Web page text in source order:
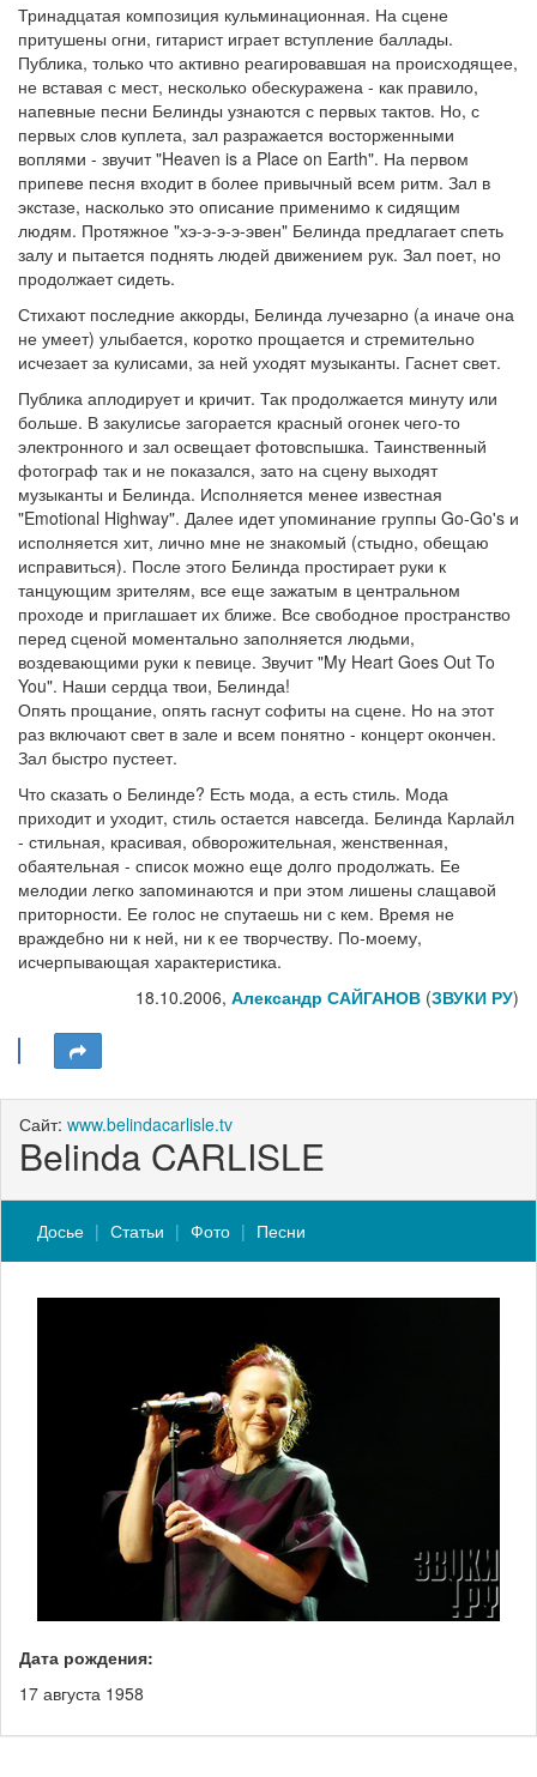
Тринадцатая композиция кульминационная. На сцене
притушены огни, гитарист играет вступление баллады.
Публика, только что активно реагировавшая на происходящее,
не вставая с мест, несколько обескуражена - как правило,
напевные песни Белинды узнаются с первых тактов. Но, с
первых слов куплета, зал разражается восторженными
воплями - звучит "Heaven is a Place on Earth". На первом
припеве песня входит в более привычный всем ритм. Зал в
экстазе, насколько это описание применимо к сидящим
людям. Протяжное "хэ-э-э-э-эвен" Белинда предлагает спеть
залу и пытается поднять людей движением рук. Зал поет, но
продолжает сидеть.
Стихают последние аккорды, Белинда лучезарно (а иначе она
не умеет) улыбается, коротко прощается и стремительно
исчезает за кулисами, за ней уходят музыканты. Гаснет свет.
Публика аплодирует и кричит. Так продолжается минуту или
больше. В закулисье загорается красный огонек чего-то
электронного и зал освещает фотовспышка. Таинственный
фотограф так и не показался, зато на сцену выходят
музыканты и Белинда. Исполняется менее известная
"Emotional Highway". Далее идет упоминание группы Go-Go's и
исполняется хит, лично мне не знакомый (стыдно, обещаю
исправиться). После этого Белинда простирает руки к
танцующим зрителям, все еще зажатым в центральном
проходе и приглашает их ближе. Все свободное пространство
перед сценой моментально заполняется людьми,
воздевающими руки к певице. Звучит "My Heart Goes Out To
You". Наши сердца твои, Белинда!
Опять прощание, опять гаснут софиты на сцене. Но на этот
раз включают свет в зале и всем понятно - концерт окончен.
Зал быстро пустеет.
Что сказать о Белинде? Есть мода, а есть стиль. Мода
приходит и уходит, стиль остается навсегда. Белинда Карлайл
- стильная, красивая, обворожительная, женственная,
обаятельная - список можно еще долго продолжать. Ее
мелодии легко запоминаются и при этом лишены слащавой
приторности. Ее голос не спутаешь ни с кем. Время не
враждебно ни к ней, ни к ее творчеству. По-моему,
исчерпывающая характеристика.
18.10.2006, Александр САЙГАНОВ (ЗВУКИ РУ)
Сайт: www.belindacarlisle.tv
Belinda CARLISLE
Досье Статьи Фото Песни
Дата рождения:
17 августа 1958